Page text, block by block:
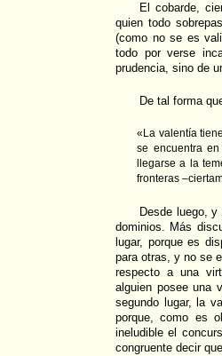
El cobarde,
quien todo
(como no se es
todo por verse
prudencia, sino de
De tal forma
«La valentía
se encuentra
llegarse a la
fronteras
Desde luego,
dominios. Más
lugar, porque es
para otras, y no se
respecto a una
alguien posee una
segundo lugar, la
porque, como es
ineludible el
congruente decir